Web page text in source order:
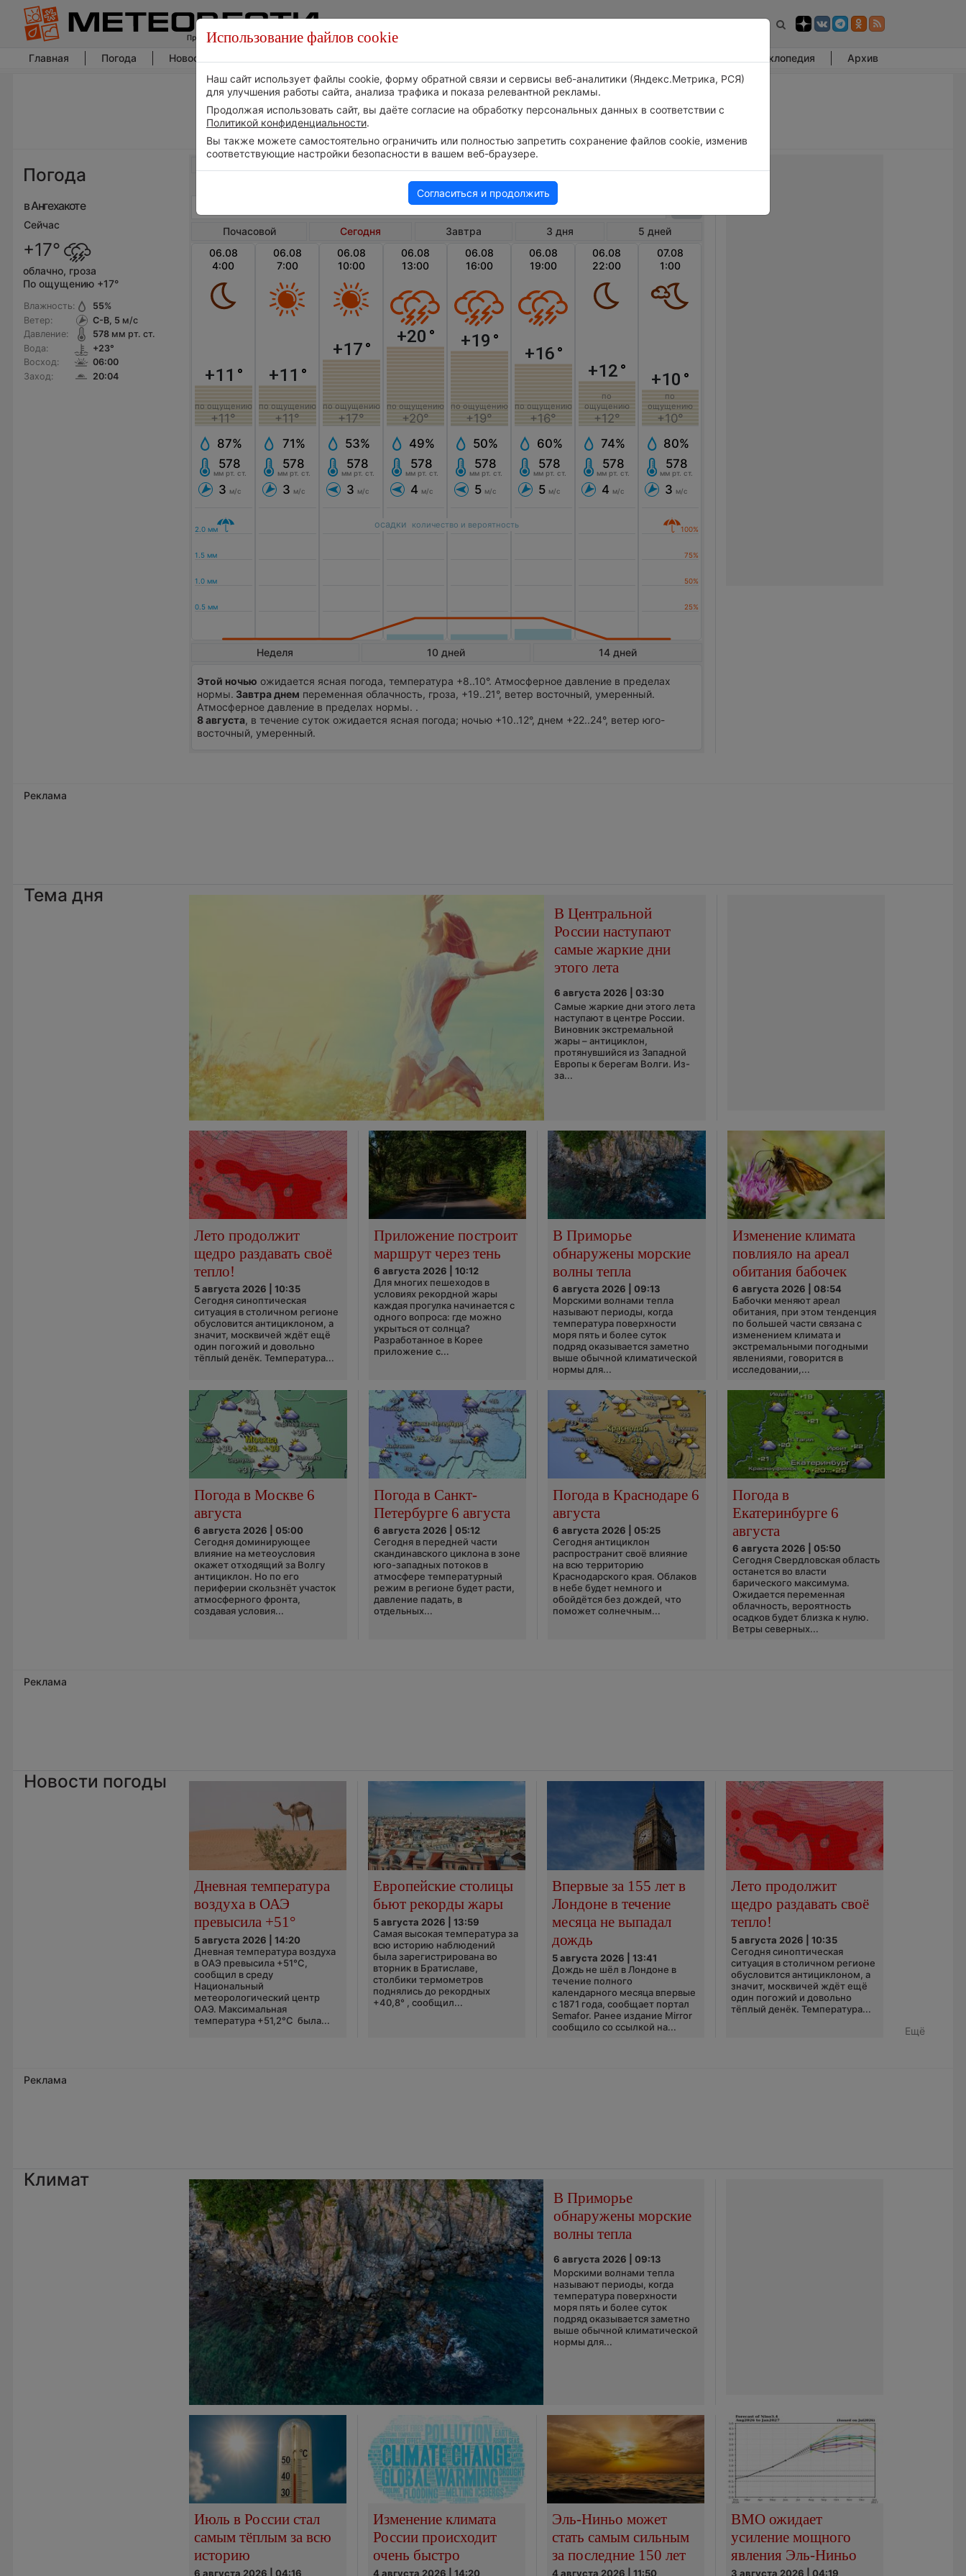
Главная Погода Новости погоды Энциклопедия Архив
Погода
в Ангехакоте
Сейчас
+17°
облачно, гроза
По ощущению +17°
Влажность:
Ветер:
Давление:
Вода:
Восход:
Заход:
55%
С-В, 5 м/с
578мм рт. ст.
+23°
06:00
20:04
Погода в Ангехакоте сегодня
Почасовой Сегодня Завтра 3 дня
5 дней
06.08
4:00
+11 °
по ощущению
+11°
87%
578
мм рт. ст.
3 м/с
06.08
7:00
+11 °
по ощущению
+11°
71%
578
мм рт. ст.
3 м/с
06.08
10:00
+17°
по ощущению
+17°
53%
578
мм рт. ст.
3 м/с
06.08
13:00
+20 °
по ощущению
+20°
49%
578
мм рт. ст.
4 м/с
06.08
16:00
+19 °
по ощущению
+19°
50%
578
мм рт. ст.
5 м/с
06.08
19:00
+16°
по ощущению
+16°
60%
578
мм рт. ст.
5 м/с
06.08
22:00
+12°
по
ощущению
+12°
74%
578
мм рт. ст.
4 м/с
07.08
1:00
+10 °
по
ощущению
+10°
80%
578
мм рт. ст.
3 м/с
осадки количество и вероятность
Неделя 10 дней 14 дней
Этой ночью ожидается ясная погода, температура +8..10°. Атмосферное давление в пределах
нормы. Завтра днем переменная облачность, гроза, +19..21°, ветер восточный, умеренный.
Атмосферное давление в пределах нормы. .
8 августа, в течение суток ожидается ясная погода; ночью +10..12°, днем +22..24°, ветер юго-
восточный, умеренный.
Реклама
Тема дня
В Центральной
России наступают
самые жаркие дни
этого лета
6 августа 2026 | 03:30
Самые жаркие дни этого лета
наступают в центре России.
Виновник экстремальной
жары – антициклон,
протянувшийся из Западной
Европы к берегам Волги. Из-
за...
Лето продолжит
щедро раздавать своё
тепло!
5 августа 2026 | 10:35
Сегодня синоптическая
ситуация в столичном регионе
обусловится антициклоном, а
значит, москвичей ждёт ещё
один погожий и довольно
тёплый денёк. Температура...
Приложение построит
маршрут через тень
6 августа 2026 | 10:12
Для многих пешеходов в
условиях рекордной жары
каждая прогулка начинается с
одного вопроса: где можно
укрыться от солнца?
Разработанное в Корее
приложение с...
В Приморье
обнаружены морские
волны тепла
6 августа 2026 | 09:13
Морскими волнами тепла
называют периоды, когда
температура поверхности
моря пять и более суток
подряд оказывается заметно
выше обычной климатической
нормы для...
Изменение климата
повлияло на ареал
обитания бабочек
6 августа 2026 | 08:54
Бабочки меняют ареал
обитания, при этом тенденция
по большей части связана с
изменением климата и
экстремальными погодными
явлениями, говорится в
исследовании,...
Погода в Москве 6
августа
6 августа 2026 | 05:00
Сегодня доминирующее
влияние на метеоусловия
окажет отходящий за Волгу
антициклон. Но по его
периферии скользнёт участок
атмосферного фронта,
создавая условия...
Погода в Санкт-
Петербурге 6 августа
6 августа 2026 | 05:12
Сегодня в передней части
скандинавского циклона в зоне
юго-западных потоков в
атмосфере температурный
режим в регионе будет расти,
давление падать, в
отдельных...
Погода в Краснодаре 6
августа
6 августа 2026 | 05:25
Сегодня антициклон
распространит своё влияние
на всю территорию
Краснодарского края. Облаков
в небе будет немного и
обойдётся без дождей, что
поможет солнечным...
Погода в
Екатеринбурге 6
августа
6 августа 2026 | 05:50
Сегодня Свердловская область
останется во власти
барического максимума.
Ожидается переменная
облачность, вероятность
осадков будет близка к нулю.
Ветры северных...
Реклама
Новости погоды
Дневная температура
воздуха в ОАЭ
превысила +51°
5 августа 2026 | 14:20
Дневная температура воздуха
в ОАЭ превысила +51°C,
сообщил в среду
Национальный
метеорологический центр
ОАЭ. Максимальная
температура +51,2°C была...
Европейские столицы
бьют рекорды жары
5 августа 2026 | 13:59
Самая высокая температура за
всю историю наблюдений
была зарегистрирована во
вторник в Братиславе,
столбики термометров
поднялись до рекордных
+40,8° , сообщил...
Впервые за 155 лет в
Лондоне в течение
месяца не выпадал
дождь
5 августа 2026 | 13:41
Дождь не шёл в Лондоне в
течение полного
календарного месяца впервые
с 1871 года, сообщает портал
Semafor. Ранее издание Mirror
сообщило со ссылкой на...
Лето продолжит
щедро раздавать своё
тепло!
5 августа 2026 | 10:35
Сегодня синоптическая
ситуация в столичном регионе
обусловится антициклоном, а
значит, москвичей ждёт ещё
один погожий и довольно
тёплый денёк. Температура...
Ещё
Реклама
Климат
В Приморье
обнаружены морские
волны тепла
6 августа 2026 | 09:13
Морскими волнами тепла
называют периоды, когда
температура поверхности
моря пять и более суток
подряд оказывается заметно
выше обычной климатической
нормы для...
Июль в России стал
самым тёплым за всю
историю
6 августа 2026 | 04:16
Изменение климата
России происходит
очень быстро
4 августа 2026 | 14:20
Эль-Ниньо может
стать самым сильным
за последние 150 лет
4 августа 2026 | 11:50
ВМО ожидает
усиление мощного
явления Эль-Ниньо
3 августа 2026 | 04:19
Использование файлов cookie
Наш сайт использует файлы cookie, форму обратной связи и сервисы веб-аналитики (Яндекс.Метрика, РСЯ)
для улучшения работы сайта, анализа трафика и показа релевантной рекламы.
Продолжая использовать сайт, вы даёте согласие на обработку персональных данных в соответствии с
Политикой конфиденциальности.
Вы также можете самостоятельно ограничить или полностью запретить сохранение файлов cookie, изменив
соответствующие настройки безопасности в вашем веб-браузере.
Согласиться и продолжить